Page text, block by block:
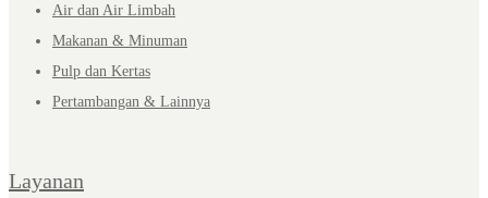
Air dan Air Limbah
Makanan & Minuman
Pulp dan Kertas
Pertambangan & Lainnya
Layanan